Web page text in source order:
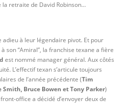
la retraite de David Robinson…
adieu à leur légendaire pivot. Et pour
son “Amiral”, la franchise texane a fière
est nommé manager général. Aux côtés
L’effectif texan s’articule toujours
de l’année précédente (Tim
Bruce Bowen et Tony Parker)
office a décidé d’envoyer deux de